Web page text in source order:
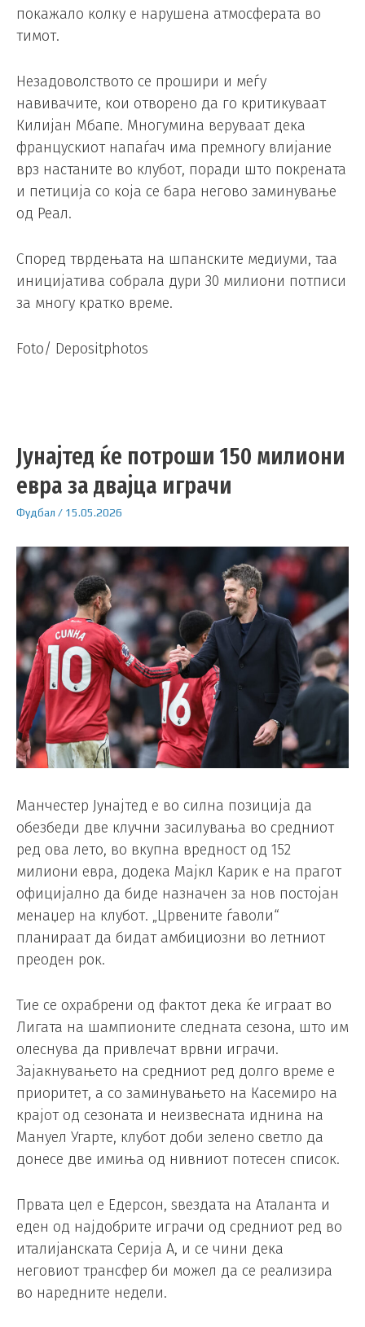
покажало колку е нарушена атмосферата во
тимот.
Незадоволството се прошири и меѓу
навивачите, кои отворено да го критикуваат
Килијан Мбапе. Многумина веруваат дека
францускиот напаѓач има премногу влијание
врз настаните во клубот, поради што покрената
и петиција со која се бара негово заминување
од Реал.
Според тврдењата на шпанските медиуми, таа
иницијатива собрала дури 30 милиони потписи
за многу кратко време.
Foto/ Depositphotos
Јунајтед ќе потроши 150 милиони
евра за двајца играчи
Фудбал / 15.05.2026
Манчестер Јунајтед е во силна позиција да
обезбеди две клучни засилувања во средниот
ред ова лето, во вкупна вредност од 152
милиони евра, додека Мајкл Карик е на прагот
официјално да биде назначен за нов постојан
менаџер на клубот. „Црвените ѓаволи“
планираат да бидат амбициозни во летниот
преоден рок.
Тие се охрабрени од фактот дека ќе играат во
Лигата на шампионите следната сезона, што им
олеснува да привлечат врвни играчи.
Зајакнувањето на средниот ред долго време е
приоритет, а со заминувањето на Касемиро на
крајот од сезоната и неизвесната иднина на
Мануел Угарте, клубот доби зелено светло да
донесе две имиња од нивниот потесен список.
Првата цел е Едерсон, ѕвездата на Аталанта и
еден од најдобрите играчи од средниот ред во
италијанската Серија А, и се чини дека
неговиот трансфер би можел да се реализира
во наредните недели.